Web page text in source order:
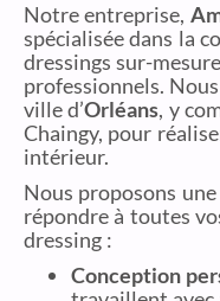
Notre entreprise,
spécialisée dans la
dressings sur-
professionnels.
ville d’Orléans, y
Chaingy, pour
intérieur.
Nous proposons
répondre à toutes
dressing :
Conception